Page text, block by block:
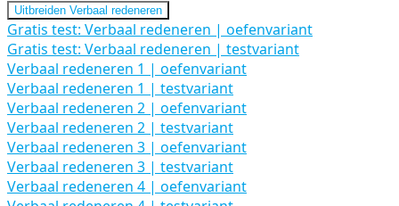
Uitbreiden Verbaal redeneren
Gratis test: Verbaal redeneren | oefenvariant
Gratis test: Verbaal redeneren | testvariant
Verbaal redeneren 1 | oefenvariant
Verbaal redeneren 1 | testvariant
Verbaal redeneren 2 | oefenvariant
Verbaal redeneren 2 | testvariant
Verbaal redeneren 3 | oefenvariant
Verbaal redeneren 3 | testvariant
Verbaal redeneren 4 | oefenvariant